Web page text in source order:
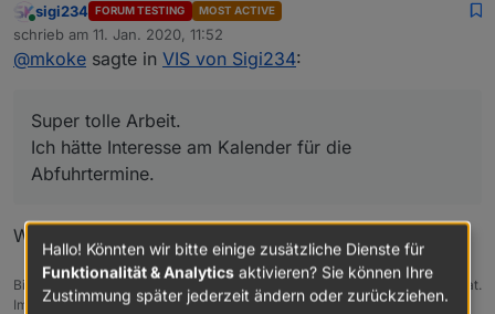
Online
sigi234 FORUM TESTING MOST ACTIVE
schrieb am 11. Jan. 2020, 11:52
zuletzt editiert von
@mkoke sagte in VIS von Sigi234:
Super tolle Arbeit.
Ich hätte Interesse am Kalender für die
Abfuhrtermine.
Wo soll der sein, bin ich blind?
Bitte benutzt das Voting rechts unten im Beitrag wenn er euch geholfen hat.
Immer Daten sichern!
Hallo! Könnten wir bitte einige zusätzliche Dienste für
Funktionalität & Analytics aktivieren? Sie können Ihre
Zustimmung später jederzeit ändern oder zurückziehen.